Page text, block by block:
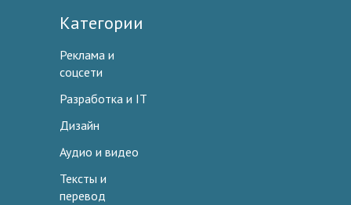
Категории
Реклама и
соцсети
Разработка и IT
Дизайн
Аудио и видео
Тексты и
перевод